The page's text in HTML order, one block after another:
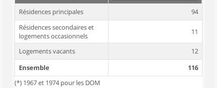
Résidences principales
94
Résidences secondaires et
logements occasionnels
11
Logements vacants
12
Ensemble
116
(*) 1967 et 1974 pour les DOM